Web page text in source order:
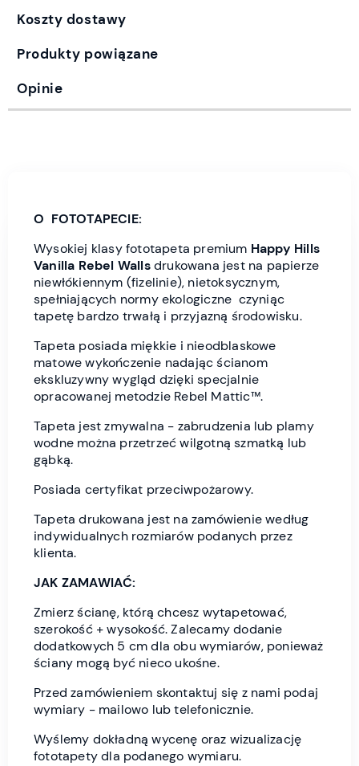
Koszty dostawy
Produkty powiązane
Opinie
O FOTOTAPECIE:
Wysokiej klasy fototapeta premium Happy Hills
Vanilla Rebel Wallsdrukowana jest na papierze
niewłókiennym (fizelinie), nietoksycznym,
spełniających normy ekologiczne czyniąc
tapetę bardzo trwałą i przyjazną środowisku.
Tapeta posiada miękkie i nieodblaskowe
matowe wykończenie nadając ścianom
ekskluzywny wygląd dzięki specjalnie
opracowanej metodzie Rebel Mattic™.
Tapeta jest zmywalna - zabrudzenia lub plamy
wodne można przetrzeć wilgotną szmatką lub
gąbką.
Posiada certyfikat przeciwpożarowy.
Tapeta drukowana jest na zamówienie według
indywidualnych rozmiarów podanych przez
klienta.
JAK ZAMAWIAĆ:
Zmierz ścianę, którą chcesz wytapetować,
szerokość + wysokość. Zalecamy dodanie
dodatkowych 5 cm dla obu wymiarów, ponieważ
ściany mogą być nieco ukośne.
Przed zamówieniem skontaktuj się z nami podaj
wymiary - mailowo lub telefonicznie.
Wyślemy dokładną wycenę oraz wizualizację
fototapety dla podanego wymiaru.